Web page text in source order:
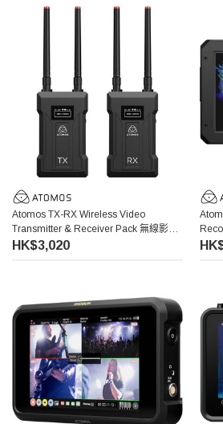
Atomos TX-RX Wireless Video
Transmitter & Receiver Pack 無線影像
發射器與接收器套裝
HK$3,020